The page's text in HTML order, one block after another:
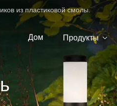
из пластиковой смолы.
Дом Продукты